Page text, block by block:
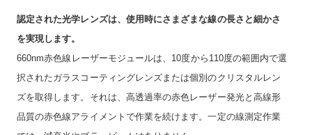
認定された光学レンズは、使用時にさまざまな線の長さと細かさ
を実現します。
660nm赤色線レーザーモジュールは、10度から110度の範囲内で選
択されたガラスコーティングレンズまたは個別のクリスタルレン
ズを取得します。それは、高透過率の赤色レーザー発光と高線形
品質の赤色線アライメントで作業を続けます。一定の線測定作業